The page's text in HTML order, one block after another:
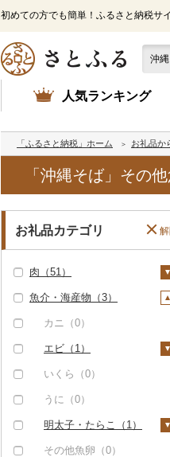
初めての方でも簡単！ふるさと納税サ
人気ランキング
「ふるさと納税」ホーム お礼品か
「沖縄そば」その
お礼品カテゴリ
肉（51）
牛肉（精肉）（0）
牛肉（加工品）（0）
豚肉（精肉）（2）
ステーキ（0）
すき焼き（0）
しゃぶしゃぶ（1）
焼肉（0）
豚肉（加工品）（5
魚介・海産物（3）
カニ（0）
エビ（1）
甘エビ（0）
ボタンエビ（0）
伊勢海老（0）
その他エビ（1）
いくら（0）
うに（0）
明太子・たらこ（1）
明太子（1）
その他魚卵（0）